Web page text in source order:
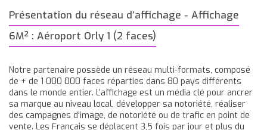
Présentation du réseau d’affichage - Affichage
6M² : Aéroport Orly 1 (2 faces)
Notre partenaire possède un réseau multi-formats, composé
de + de 1 000 000 faces réparties dans 80 pays différents
dans le monde entier. L’affichage est un média clé pour ancrer
sa marque au niveau local, développer sa notoriété, réaliser
des campagnes d'image, de notoriété ou de trafic en point de
vente. Les Français se déplacent 3,5 fois par jour et plus du